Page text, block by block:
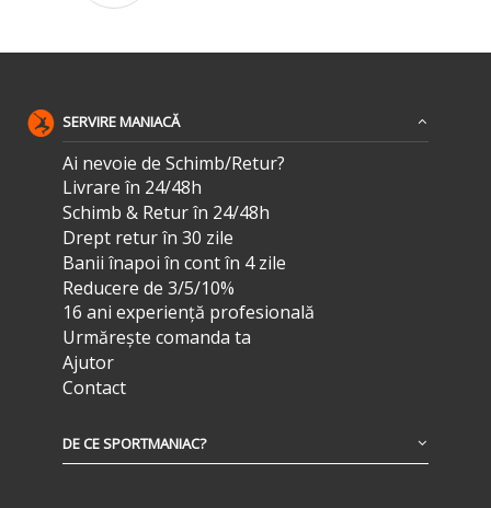
SERVIRE MANIACĂ
Ai nevoie de Schimb/Retur?
Livrare în 24/48h
Schimb & Retur în 24/48h
Drept retur în 30 zile
Banii înapoi în cont în 4 zile
Reducere de 3/5/10%
16 ani experiență profesională
Urmărește comanda ta
Ajutor
Contact
DE CE SPORTMANIAC?